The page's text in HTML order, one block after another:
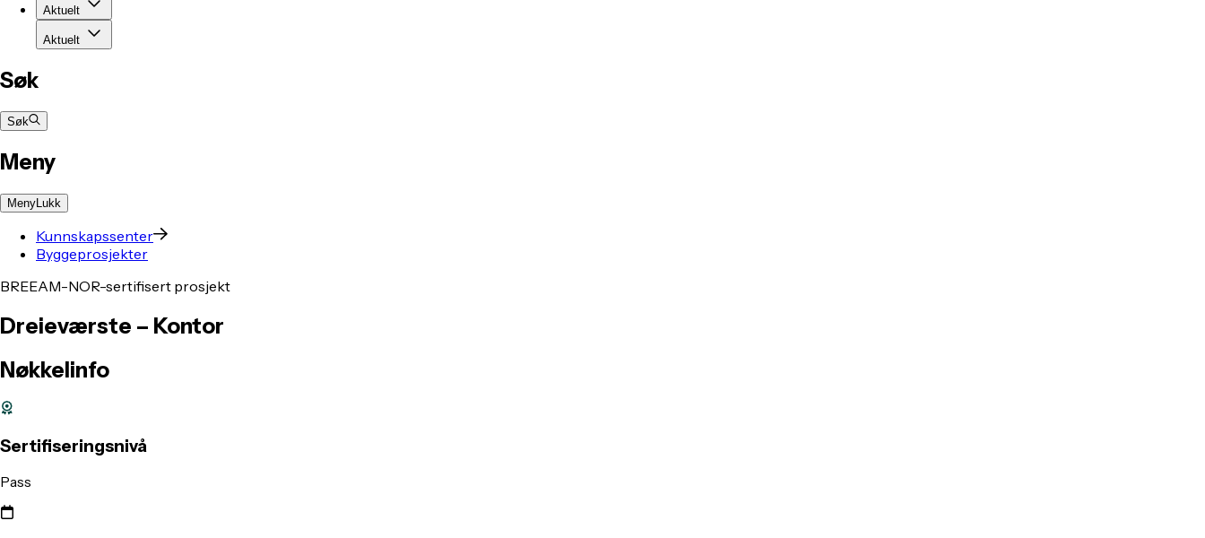
Aktuelt
Aktuelt
Søk
Søk
Meny
MenyLukk
Kunnskapssenter
Byggeprosjekter
BREEAM-NOR-sertifisert prosjekt
Dreieværste – Kontor
Nøkkelinfo
Sertifiseringsnivå
Pass